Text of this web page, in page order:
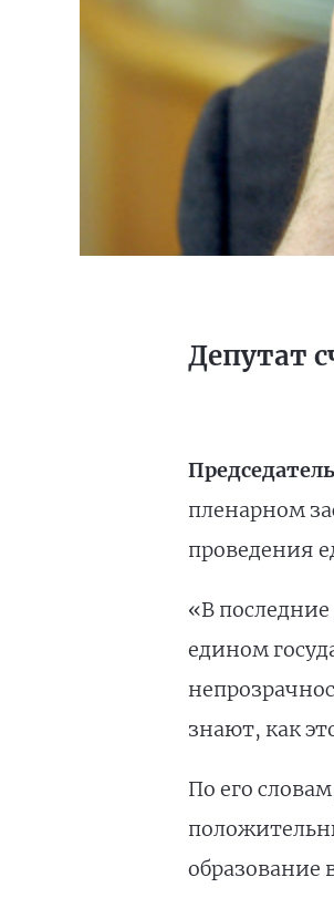
Депутат
пленарном
проведения
«В последние
едином
знают, как
По его
образование